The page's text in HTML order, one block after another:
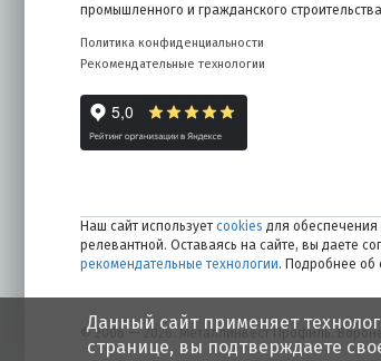
промышленного и гражданского
Политика конфиденциальности
Рекомендательные технологии
Наш сайт использует cookies для обеспечения
релевантной. Оставаясь на сайте, вы даете
рекомендательные технологии. Подробнее об
© 2006 — 2026. Металлинвест Профиль.
Данный сайт применяет
странице, вы подтверждаете